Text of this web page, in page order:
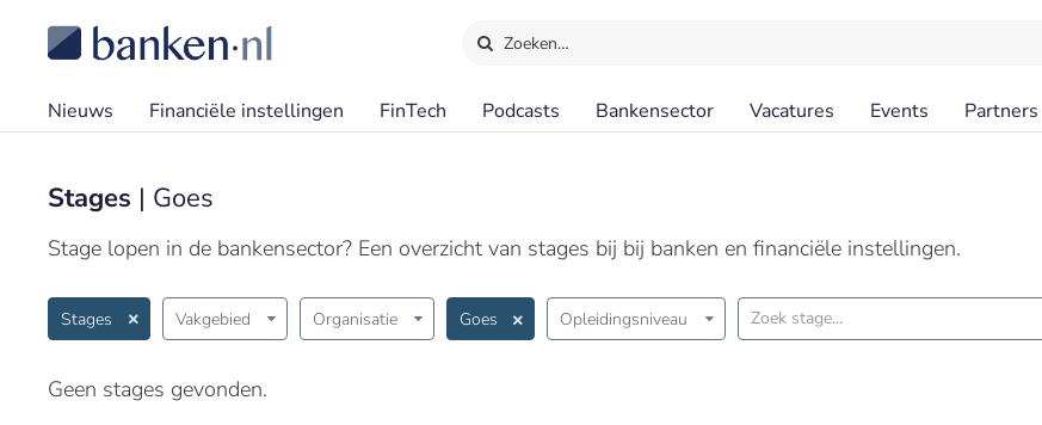
Zoeken…
Nieuws Financiële instellingen FinTech Podcasts Bankensector Vacatures Events Partners
Stages | Goes
Stage lopen in de bankensector? Een overzicht van stages bij bij banken en financiële instellingen.
Stages Vakgebied Organisatie Goes Opleidingsniveau
Geen stages gevonden.